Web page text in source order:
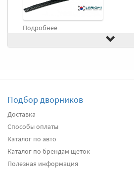
Подробнее
Подробнее
Передние дворники
Подбор дворников
Доставка
Способы оплаты
Каталог по авто
Каталог по брендам щеток
Полезная информация